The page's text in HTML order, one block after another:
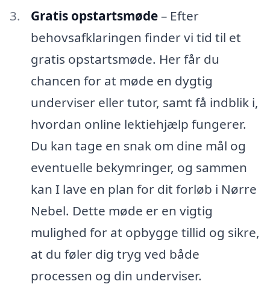
Gratis opstartsmøde– Efter
behovsafklaringen finder vi tid til et
gratis opstartsmøde. Her får du
chancen for at møde en dygtig
underviser eller tutor, samt få indblik i,
hvordan online lektiehjælp fungerer.
Du kan tage en snak om dine mål og
eventuelle bekymringer, og sammen
kan I lave en plan for dit forløb i Nørre
Nebel. Dette møde er en vigtig
mulighed for at opbygge tillid og sikre,
at du føler dig tryg ved både
processen og din underviser.